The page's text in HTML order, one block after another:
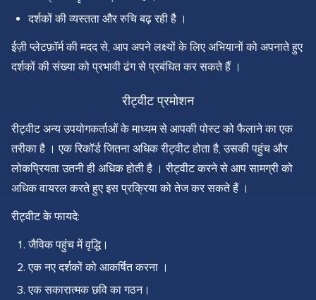
दर्शकों की व्यस्तता और रुचि बढ़ रही है ।
ईज़ी प्लेटफ़ॉर्म की मदद से, आप अपने लक्ष्यों के लिए अभियानों को अपनाते हुए
दर्शकों की संख्या को प्रभावी ढंग से प्रबंधित कर सकते हैं ।
रीट्वीट प्रमोशन
रीट्वीट अन्य उपयोगकर्ताओं के माध्यम से आपकी पोस्ट को फैलाने का एक
तरीका है । एक रिकॉर्ड जितना अधिक रीट्वीट होता है, उसकी पहुंच और
लोकप्रियता उतनी ही अधिक होती है । रीट्वीट करने से आप सामग्री को
अधिक वायरल करते हुए इस प्रक्रिया को तेज कर सकते हैं ।
रीट्वीट के फायदे:
जैविक पहुंच में वृद्धि।
एक नए दर्शकों को आकर्षित करना ।
एक सकारात्मक छवि का गठन।